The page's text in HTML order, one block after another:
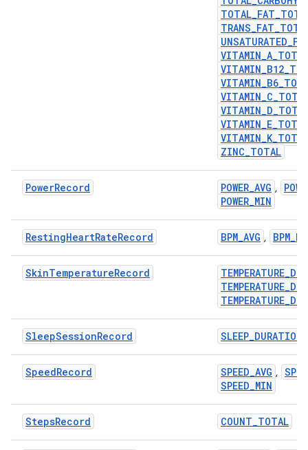
VITAMIN_A_TOTAL
VITAMIN_E_TOTAL
VITAMIN_K_TOTAL
ZINC_TOTAL
PowerRecord POWER_AVG ,
POWER_MIN
RestingHeartRateRecord BPM_AVG ,
SkinTemperatureRecord
SleepSessionRecord
SpeedRecord SPEED_AVG ,
SPEED_MIN
StepsRecord COUNT_TOTAL